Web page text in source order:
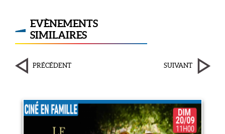
EVÈNEMENTS
SIMILAIRES
PRÉCÉDENT SUIVANT
Le Château de ma mère
20 septembre 2026